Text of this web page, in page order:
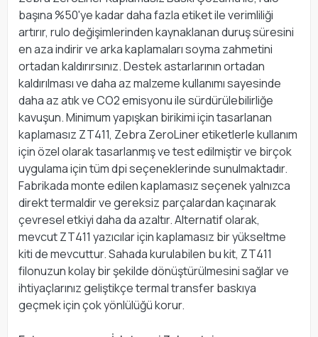
başına %50'ye kadar daha fazla etiket ile verimliliği
artırır, rulo değişimlerinden kaynaklanan duruş süresini
en aza indirir ve arka kaplamaları soyma zahmetini
ortadan kaldırırsınız. Destek astarlarının ortadan
kaldırılması ve daha az malzeme kullanımı sayesinde
daha az atık ve CO2 emisyonu ile sürdürülebilirliğe
kavuşun. Minimum yapışkan birikimi için tasarlanan
kaplamasız ZT411, Zebra ZeroLiner etiketlerle kullanım
için özel olarak tasarlanmış ve test edilmiştir ve birçok
uygulama için tüm dpi seçeneklerinde sunulmaktadır.
Fabrikada monte edilen kaplamasız seçenek yalnızca
direkt termaldir ve gereksiz parçalardan kaçınarak
çevresel etkiyi daha da azaltır. Alternatif olarak,
mevcut ZT411 yazıcılar için kaplamasız bir yükseltme
kiti de mevcuttur. Sahada kurulabilen bu kit, ZT411
filonuzun kolay bir şekilde dönüştürülmesini sağlar ve
ihtiyaçlarınız geliştikçe termal transfer baskıya
geçmek için çok yönlülüğü korur.